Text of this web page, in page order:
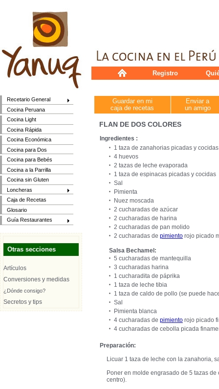
Recetario General
Cocina Peruana
Cocina Light
Cocina Rápida
Cocina Económica
Cocina para Dos
Cocina para Bebés
Cocina a la Parrilla
Cocina sin Gluten
Loncheras
Caja de Recetas
Glosario
Guía Restaurantes
Otras secciones
Artículos
Conversiones y medidas
¿Dónde consigo?
Secretos y tips
Registro
Guardar en mi
caja de recetas
Enviar a
un amigo
FLAN DE DOS COLORES
Ingredientes :
1 taza de zanahorias picadas y cocidas
4 huevos
2 tazas de leche evaporada
1 taza de espinacas picadas y cocidas
Sal
Pimienta
Nuez moscada
2 cucharadas de azúcar
2 cucharadas de harina
2 cucharadas de pan molido
2 cucharadas de pimiento rojo picado
Salsa Bechamel:
5 cucharadas de mantequilla
3 cucharadas harina
1 cucharadita de páprika
1 taza de leche tibia
1 taza de caldo de pollo (se puede
Sal
Pimienta blanca
4 cucharadas de pimiento rojo picado
4 cucharadas de cebolla picada
Preparación:
Licuar 1 taza de leche con la zanahoria,
Poner en molde engrasado de 5 tazas
centro).